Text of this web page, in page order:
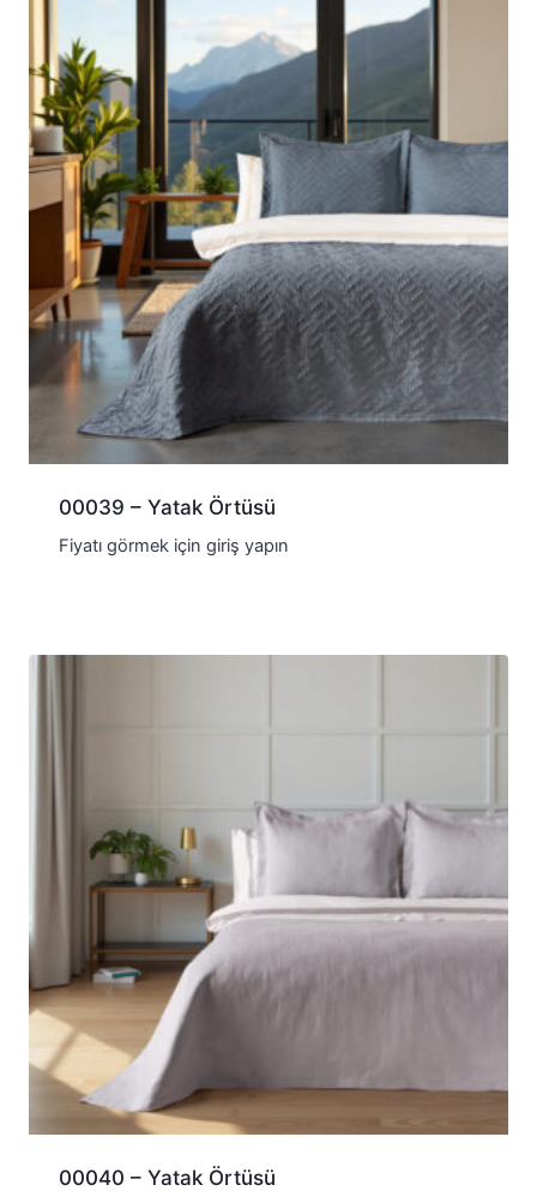
00039 – Yatak Örtüsü
Fiyatı görmek için giriş yapın
00040 – Yatak Örtüsü